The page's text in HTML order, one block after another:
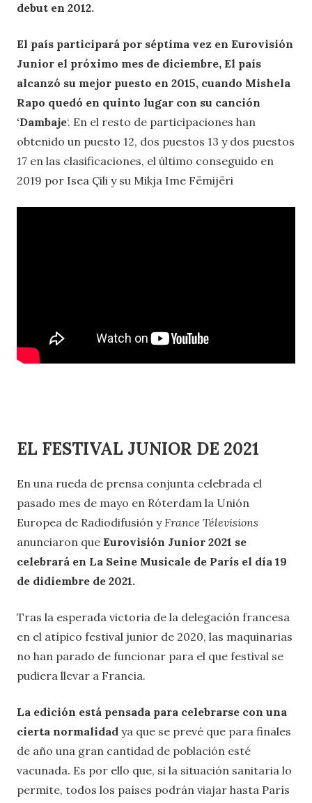
debut en 2012.
El país participará por séptima vez en Eurovisión
Junior el próximo mes de diciembre, El país
alcanzó su mejor puesto en 2015, cuando Mishela
Rapo quedó en quinto lugar con su canción
‘Dambaje‘. En el resto de participaciones han
obtenido un puesto 12, dos puestos 13 y dos puestos
17 en las clasificaciones, el último conseguido en
2019 por Isea Çili y su Mikja Ime Fëmijëri
EL FESTIVAL JUNIOR DE 2021
En una rueda de prensa conjunta celebrada el
pasado mes de mayo en Róterdam la Unión
Europea de Radiodifusión y France Télevisions
anunciaron que Eurovisión Junior 2021 se
celebrará en La Seine Musicale de París el día 19
de didiembre de 2021.
Tras la esperada victoria de la delegación francesa
en el atípico festival junior de 2020, las maquinarias
no han parado de funcionar para el que festival se
pudiera llevar a Francia.
La edición está pensada para celebrarse con una
cierta normalidad ya que se prevé que para finales
de año una gran cantidad de población esté
vacunada. Es por ello que, si la situación sanitaria lo
permite, todos los países podrán viajar hasta París